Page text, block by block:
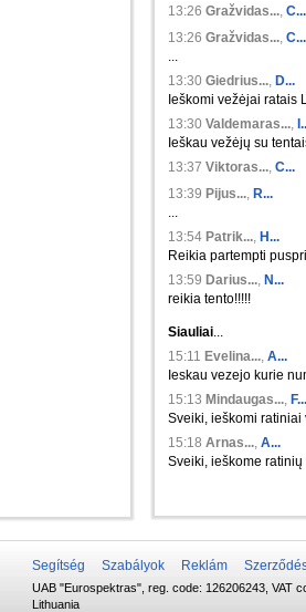
13:26 Gražvidas..., C...
13:26 Gražvidas..., C...
...
13:30 Giedrius..., D...
Ieškomi vežėjai ratais
13:30 Valdemaras...,
Ieškau vežėjų su
13:37 Viktoras..., C...
13:39 Pijus..., R...
...
13:54 Patrik..., H...
Reikia partempti
13:59 Darius..., N...
reikia tento!!!!!
Siauliai...
15:11 Evelina..., A...
Ieskau vezejo kurie
15:13 Mindaugas..., F...
Sveiki, ieškomi ratiniai
15:18 Arnas..., A...
Sveiki, ieškome ratinių
Segítség Szabályok Reklám
UAB "Eurospektras", reg. code: 126206243, VAT
Lithuania